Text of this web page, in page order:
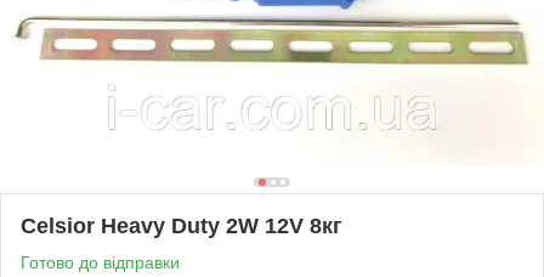
Celsior Heavy Duty 2W 12V 8кг
Готово до відправки